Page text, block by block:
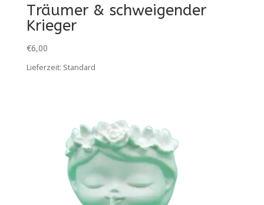
Träumer & schweigender
Krieger
€6,00
Lieferzeit: Standard